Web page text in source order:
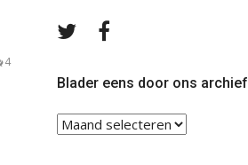
4
Volg
TwitterFacebook
Blader eens door ons archief
Blader
eens